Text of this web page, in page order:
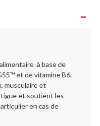
à base de
et de vitamine B6,
musculaire et
et soutient les
en cas de